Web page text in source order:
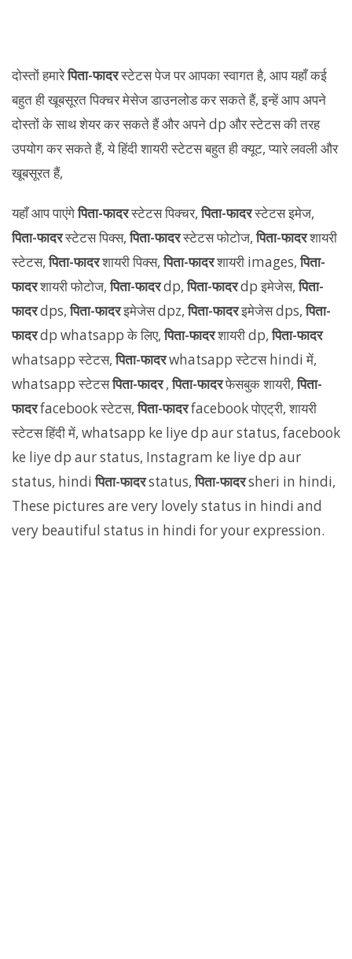
दोस्तों हमारेपिता-फादरस्टेटस पेज पर आपका स्वागत है, आप यहाँ कई
बहुत ही खूबसूरत पिक्चर मेसेज डाउनलोड कर सकते हैं, इन्हें आप अपने
दोस्तों के साथ शेयर कर सकते हैं और अपने dp और स्टेटस की तरह
उपयोग कर सकते हैं, ये हिंदी शायरी स्टेटस बहुत ही क्यूट, प्यारे लवली और
खूबसूरत हैं,
यहाँ आप पाएंगेपिता-फादरस्टेटस पिक्चर,पिता-फादरस्टेटस इमेज,
पिता-फादरस्टेटस पिक्स,पिता-फादरस्टेटस फोटोज,पिता-फादरशायरी
स्टेटस,पिता-फादरशायरी पिक्स,पिता-फादरशायरी images,पिता-
फादरशायरी फोटोज,पिता-फादरdp,पिता-फादरdp इमेजेस,पिता-
फादरdps,पिता-फादरइमेजेस dpz,पिता-फादरइमेजेस dps,पिता-
फादरdp whatsapp के लिए,पिता-फादरशायरी dp,पिता-फादर
whatsapp स्टेटस,पिता-फादरwhatsapp स्टेटस hindi में,
whatsapp स्टेटसपिता-फादर,पिता-फादरफेसबुक शायरी,पिता-
फादरfacebook स्टेटस,पिता-फादरfacebook पोएट्री, शायरी
स्टेटस हिंदी में, whatsapp ke liye dp aur status, facebook
ke liye dp aur status, Instagram ke liye dp aur
status, hindiपिता-फादरstatus,पिता-फादरsheri in hindi,
These pictures are very lovely status in hindi and
very beautiful status in hindi for your expression.